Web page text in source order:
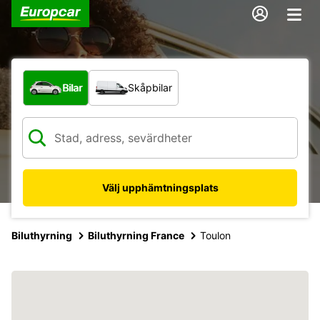
Vilken typ av fordon?
Bilar Skåpbilar
Välj upphämtningsplats
Biluthyrning Biluthyrning France Toulon